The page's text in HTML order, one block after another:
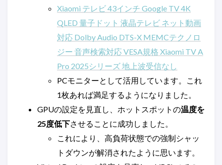
Xiaomi テレビ 43インチ Google TV 4K
QLED 量子ドット 液晶テレビ ネット動画
対応 Dolby Audio DTS-X MEMCテクノロ
ジー 音声検索対応 VESA規格 Xiaomi TV A
Pro 2025シリーズ 地上波受信なし
PCモニターとして活用しています。これ
1枚あれば満足するようになりました。
GPUの設定を見直し、ホットスポットの温度を
25度低下させることに成功しました。
これにより、高負荷状態での強制シャッ
トダウンが解消されたように思います。